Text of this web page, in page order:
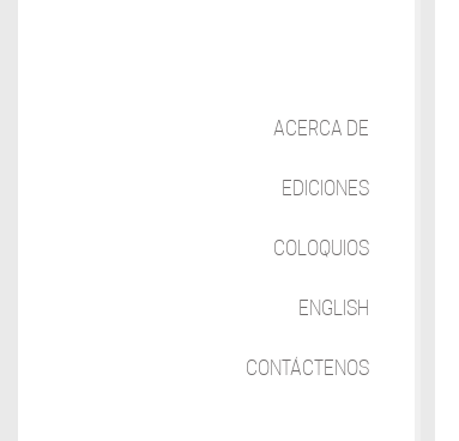
ACERCA DE
EDICIONES
COLOQUIOS
ENGLISH
CONTÁCTENOS